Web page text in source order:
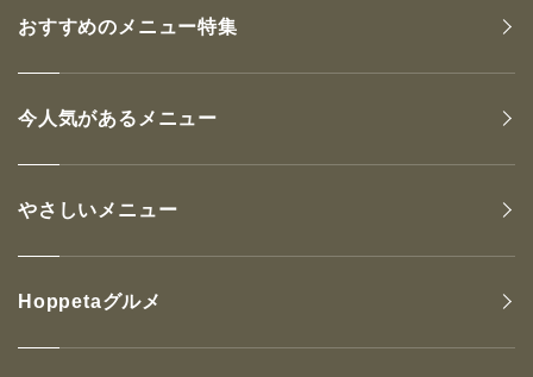
おすすめのメニュー特集
今人気があるメニュー
やさしいメニュー
Hoppetaグルメ